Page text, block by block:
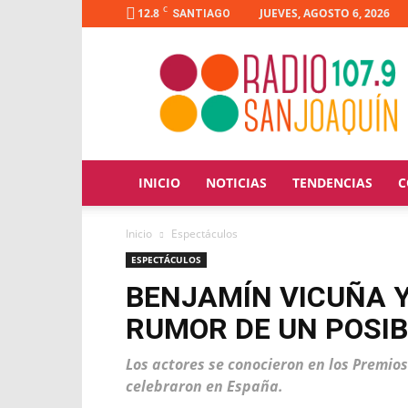
12.8 C SANTIAGO JUEVES, AGOSTO 6, 2026
Radio
Joaquín
INICIO NOTICIAS TENDENCIAS
Inicio Espectáculos
ESPECTÁCULOS
BENJAMÍN VICUÑA
RUMOR DE UN
Los actores se conocieron en los
celebraron en España.